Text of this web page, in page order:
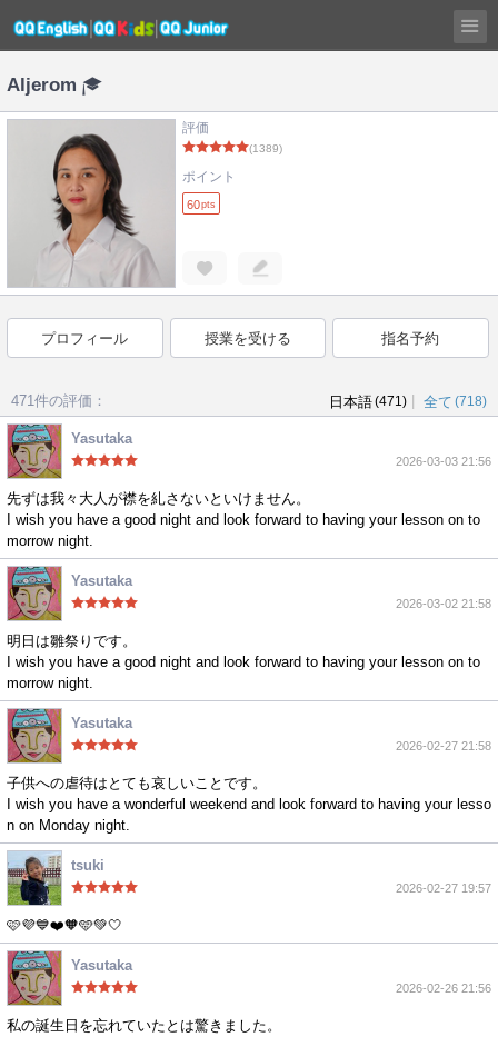
Aljerom
評価
(1389)
ポイント
60pts
プロフィール 授業を受ける 指名予約
471件の評価： 日本語(471) 全て (718)
Yasutaka
2026-03-03 21:56
先ずは我々大人が襟を糺さないといけません。
I wish you have a good night and look forward to having your lesson on to
morrow night.
Yasutaka
2026-03-02 21:58
明日は雛祭りです。
I wish you have a good night and look forward to having your lesson on to
morrow night.
Yasutaka
2026-02-27 21:58
子供への虐待はとても哀しいことです。
I wish you have a wonderful weekend and look forward to having your lesso
n on Monday night.
tsuki
2026-02-27 19:57
🩷💜💙❤️🧡🩵💚🤍
Yasutaka
2026-02-26 21:56
私の誕生日を忘れていたとは驚きました。